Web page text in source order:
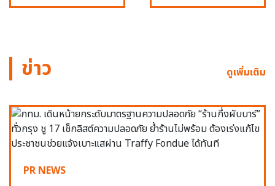
ข่าว ดูเพิ่มเติม
PR NEWS